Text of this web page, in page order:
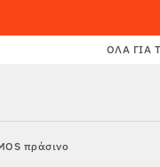
ΌΛΑ ΓΙΑ
πράσινο